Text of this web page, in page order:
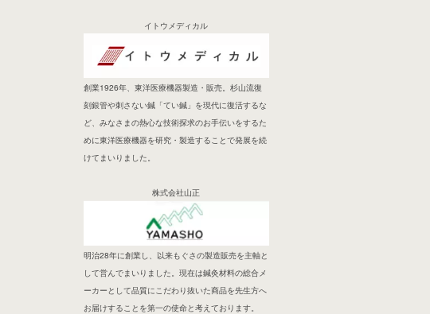
イトウメディカル
創業1926年、東洋医療機器製造・販売。杉山流復
刻銀管や刺さない鍼「てい鍼」を現代に復活するな
ど、みなさまの熱心な技術探求のお手伝いをするた
めに東洋医療機器を研究・製造することで発展を続
けてまいりました。
株式会社山正
明治28年に創業し、以来もぐさの製造販売を主軸と
して営んでまいりました。現在は鍼灸材料の総合メ
ーカーとして品質にこだわり抜いた商品を先生方へ
お届けすることを第一の使命と考えております。